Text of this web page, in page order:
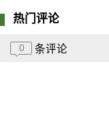
热门评论
0 条评论